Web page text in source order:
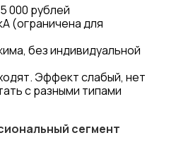
000 рублей
(ограничена для
без индивидуальной
Эффект слабый, нет
с разными типами
сегмент